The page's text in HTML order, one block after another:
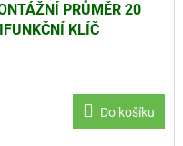
PRŮMĚR 20
KLÍČ
Do košíku